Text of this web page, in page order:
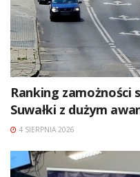
Ranking zamożności
Suwałki z dużym
4 SIERPNIA 2026